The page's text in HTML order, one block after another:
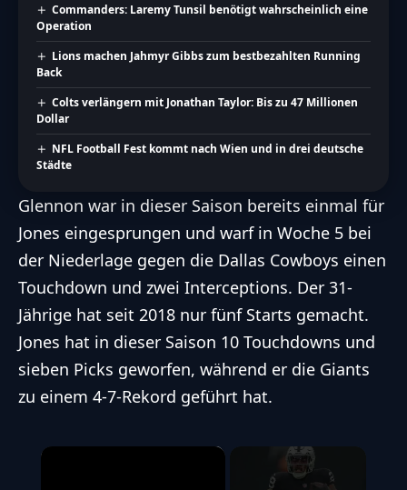
Commanders: Laremy Tunsil benötigt wahrscheinlich eine
Operation
Lions machen Jahmyr Gibbs zum bestbezahlten Running
Back
Colts verlängern mit Jonathan Taylor: Bis zu 47 Millionen
Dollar
NFL Football Fest kommt nach Wien und in drei deutsche
Städte
Glennon war in dieser Saison bereits einmal für
Jones eingesprungen und warf in Woche 5 bei
der Niederlage gegen die Dallas Cowboys einen
Touchdown und zwei Interceptions. Der 31-
Jährige hat seit 2018 nur fünf Starts gemacht.
Jones hat in dieser Saison 10 Touchdowns und
sieben Picks geworfen, während er die Giants
zu einem 4-7-Rekord geführt hat.
×